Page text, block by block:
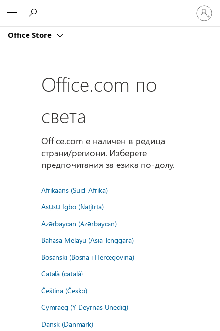
Office Store
Влезте
във
вашия
Office.com по
света
Office.com е наличен в редица
страни/региони. Изберете
предпочитания за езика по-долу.
Afrikaans (Suid-Afrika)
Asụsụ Igbo (Naịjịrịa)
Azərbaycan (Azərbaycan)
Bahasa Melayu (Asia Tenggara)
Bosanski (Bosna i Hercegovina)
Català (català)
Čeština (Česko)
Cymraeg (Y Deyrnas Unedig)
Dansk (Danmark)